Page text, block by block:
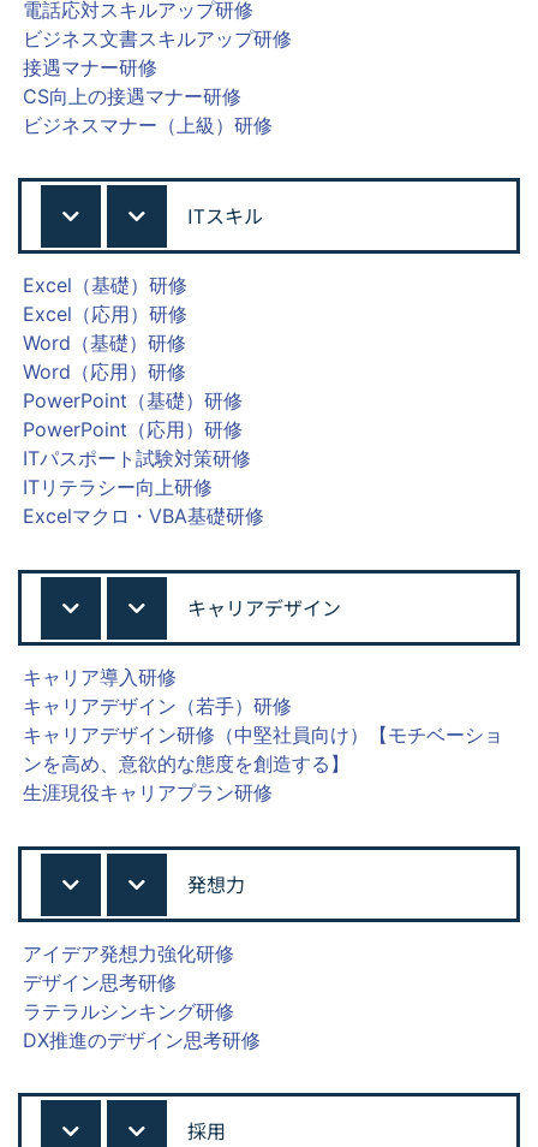
電話応対スキルアップ研修
ビジネス文書スキルアップ研修
接遇マナー研修
CS向上の接遇マナー研修
ビジネスマナー（上級）研修
ITスキル
Excel（基礎）研修
Excel（応用）研修
Word（基礎）研修
Word（応用）研修
PowerPoint（基礎）研修
PowerPoint（応用）研修
ITパスポート試験対策研修
ITリテラシー向上研修
Excelマクロ・VBA基礎研修
キャリアデザイン
キャリア導入研修
キャリアデザイン（若手）研修
キャリアデザイン研修（中堅社員向け）【モチベーショ
ンを高め、意欲的な態度を創造する】
生涯現役キャリアプラン研修
発想力
アイデア発想力強化研修
デザイン思考研修
ラテラルシンキング研修
DX推進のデザイン思考研修
採用